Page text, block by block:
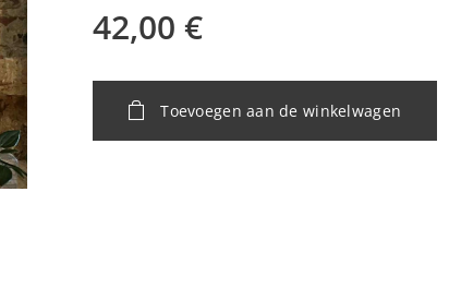
42,00 €
Toevoegen aan de winkelwagen